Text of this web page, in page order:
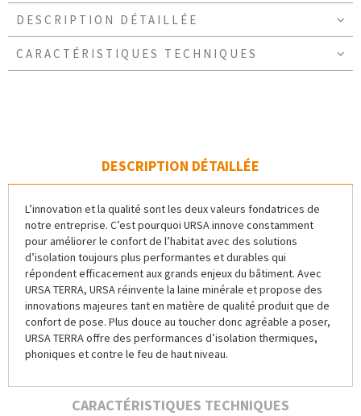
DESCRIPTION DÉTAILLÉE
CARACTÉRISTIQUES TECHNIQUES
DESCRIPTION DÉTAILLÉE
L’innovation et la qualité sont les deux valeurs fondatrices de
notre entreprise. C’est pourquoi URSA innove constamment
pour améliorer le confort de l’habitat avec des solutions
d’isolation toujours plus performantes et durables qui
répondent efficacement aux grands enjeux du bâtiment. Avec
URSA TERRA, URSA réinvente la laine minérale et propose des
innovations majeures tant en matière de qualité produit que de
confort de pose. Plus douce au toucher donc agréable a poser,
URSA TERRA offre des performances d’isolation thermiques,
phoniques et contre le feu de haut niveau.
CARACTÉRISTIQUES TECHNIQUES